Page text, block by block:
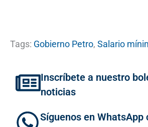
Tags: Gobierno Petro, Salario
Inscríbete a nuestro
noticias
Síguenos en WhatsApp